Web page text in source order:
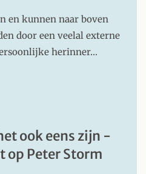
en kunnen naar boven
door een veelal externe
herinner…
ook eens zijn -
op Peter Storm